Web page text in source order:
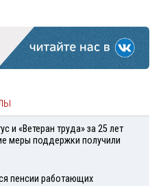
и «Ветеран труда» за 25 лет
меры поддержки получили
пенсии работающих